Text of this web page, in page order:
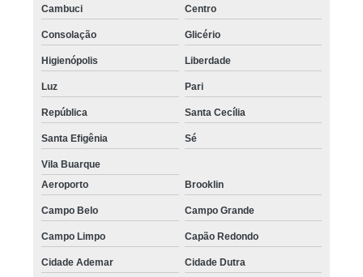
Cambuci Centro
Consolação Glicério
Higienópolis Liberdade
Luz Pari
República Santa Cecília
Santa Efigênia Sé
Vila Buarque
Aeroporto
Brooklin
Campo Belo Campo Grande
Campo Limpo Capão Redondo
Cidade Ademar Cidade Dutra